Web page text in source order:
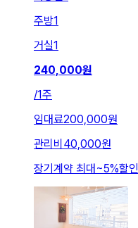
주방1
거실1
240,000원
/1주
임대료200,000원
관리비 40,000원
장기계약 최대~5%할인